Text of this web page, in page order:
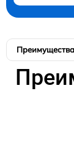
Преимущества